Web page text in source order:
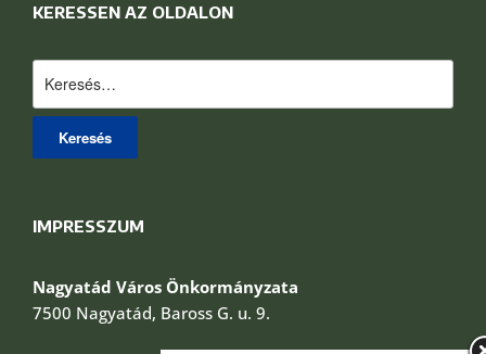
KERESSEN AZ OLDALON
IMPRESSZUM
Nagyatád Város Önkormányzata
7500 Nagyatád, Baross G. u. 9.